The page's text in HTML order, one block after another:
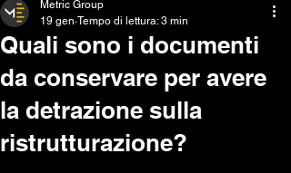
Quali sono i documenti
da conservare per avere
la detrazione sulla
ristrutturazione?
Metric Group
19 gen Tempo di lettura: 3 min